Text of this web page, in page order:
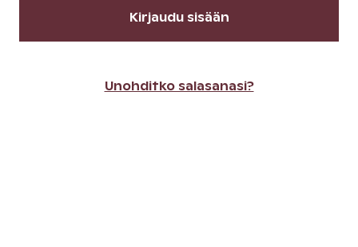
Unohditko salasanasi?
Kirjaudu sisään